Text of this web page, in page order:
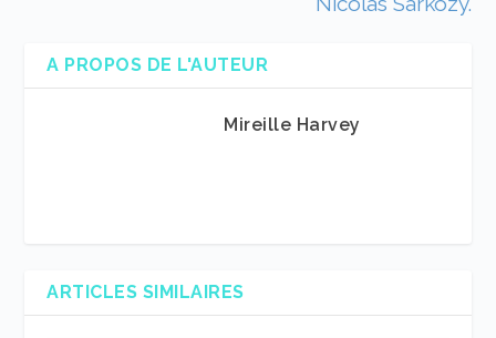
A PROPOS DE L'AUTEUR
Mireille Harvey
ARTICLES SIMILAIRES